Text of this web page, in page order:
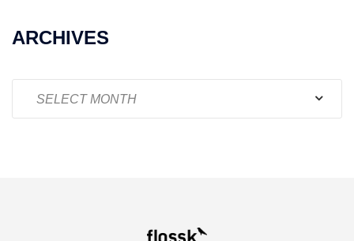
ARCHIVES